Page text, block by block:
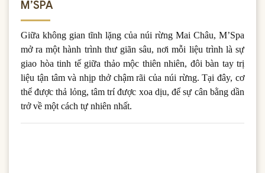
M’SPA
Giữa không gian tĩnh lặng của núi rừng Mai Châu, M’Spa
mở ra một hành trình thư giãn sâu, nơi mỗi liệu trình là sự
giao hòa tinh tế giữa thảo mộc thiên nhiên, đôi bàn tay trị
liệu tận tâm và nhịp thở chậm rãi của núi rừng. Tại đây, cơ
thể được thả lỏng, tâm trí được xoa dịu, để sự cân bằng dần
trở về một cách tự nhiên nhất.